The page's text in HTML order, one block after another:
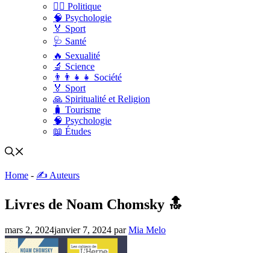
👨‍⚖️ Politique
🧠 Psychologie
🏅 Sport
🩺 Santé
🔥 Sexualité
🔬 Science
👨‍👨‍👧‍👧 Société
🏅 Sport
🙏 Spiritualité et Religion
🧳 Tourisme
🧠 Psychologie
📖 Études
Home - ✍️ Auteurs
Livres de Noam Chomsky 🔝
mars 2, 2024janvier 7, 2024 parMia Melo